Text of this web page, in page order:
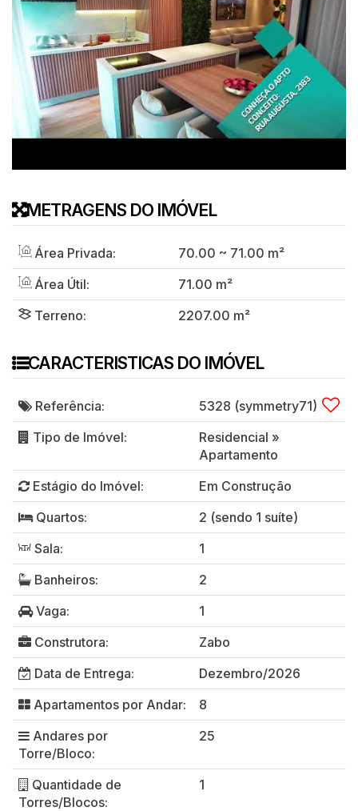
METRAGENS DO IMÓVEL
Área Privada: 70.00 ~ 71.00 m²
Área Útil:
71.00 m²
Terreno:
2207.00 m²
CARACTERISTICAS DO IMÓVEL
Referência: 5328 (symmetry71)
Tipo de Imóvel:
Residencial »
Apartamento
Estágio do Imóvel:
Em Construção
Quartos:
2 (sendo 1 suíte)
Sala:
1
Banheiros:
2
Vaga:
1
Construtora:
Zabo
Data de Entrega:
Dezembro/2026
Apartamentos por Andar:
8
Andares por
Torre/Bloco:
25
Quantidade de
Torres/Blocos:
1